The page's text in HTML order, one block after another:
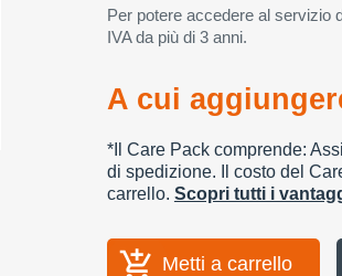
Per potere accedere al servizio
IVA da più di 3 anni.
A cui
*Il Care Pack comprende:
di spedizione. Il costo del
carrello. Scopri tutti i
Metti a carrello